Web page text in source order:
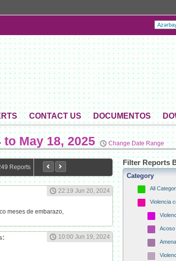
CONTACT US DOCUMENTOS
to May 18, 2025 Change Date Range
Reports
22:19 Jun 20, 2024
meses de embarazo,
10:00 Jun 19, 2024
Filter Reports
Category
All
Violencia
Acoso